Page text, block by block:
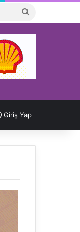
...
Giriş Yap